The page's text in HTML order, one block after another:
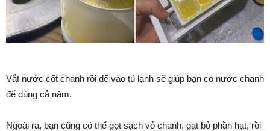
Vắt nước cốt chanh rồi để vào tủ lạnh sẽ giúp bạn có nước chanh
để dùng cả năm.
Ngoài ra, bạn cũng có thể gọt sạch vỏ chanh, gạt bỏ phần hạt, rồi